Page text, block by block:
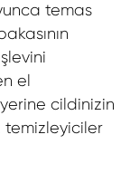
temas
el
cildinizin
temizleyiciler